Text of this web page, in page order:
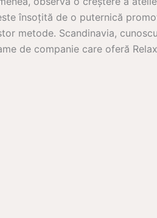
însoțită de o puternică
metode. Scandinavia,
de companie care oferă